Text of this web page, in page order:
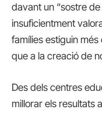
davant un “sostre
insuficientment
famílies estiguin
que a la creació de
Des dels centres
millorar els resultats